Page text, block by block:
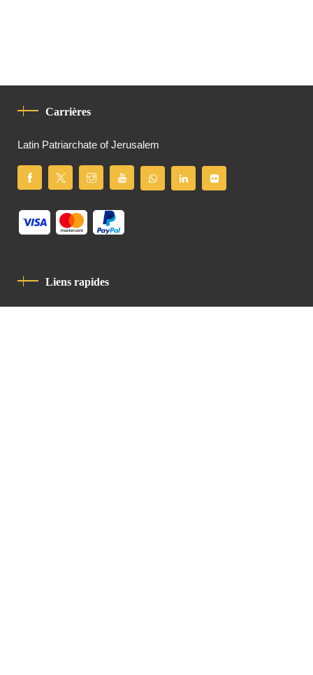
Carrières
Latin Patriarchate of Jerusalem
Liens rapides